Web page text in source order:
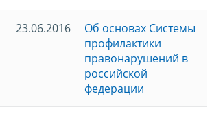
23.06.2016
Об основах Системы
профилактики
правонарушений в
российской
федерации